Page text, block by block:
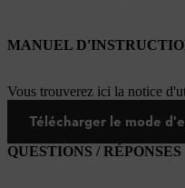
MANUEL
Vous trouverez ici la notice
Télécharger le mode
QUESTIONS / RÉPONSES